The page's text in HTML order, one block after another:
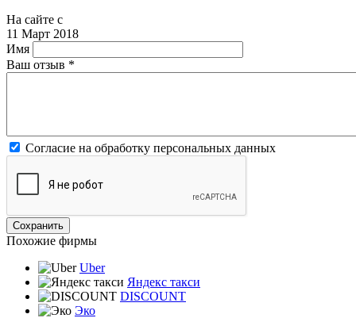
На сайте с
11 Март 2018
Имя
Ваш отзыв *
Согласие на обработку персональных данных
Похожие фирмы
Uber
Яндекс такси
DISCOUNT
Эко